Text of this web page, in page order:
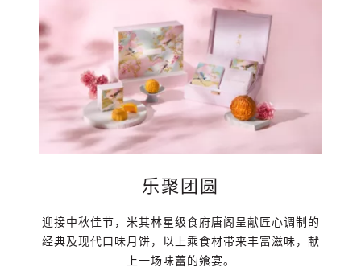
乐聚团圆
迎接中秋佳节，米其林星级食府唐阁呈献匠心调制的
经典及现代口味月饼，以上乘食材带来丰富滋味，献
上一场味蕾的飨宴。